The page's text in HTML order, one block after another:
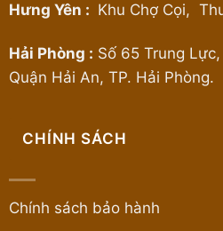
Hưng Yên : Khu Chợ Cọi,
Hải Phòng : Số 65 Trung
Quận Hải An, TP. Hải Phòng.
CHÍNH SÁCH
Chính sách bảo hành